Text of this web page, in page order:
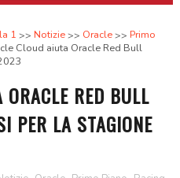
1 Notizie Oracle
Primo
Cloud aiuta Oracle Red Bull
ORACLE RED BULL
PER LA STAGIONE